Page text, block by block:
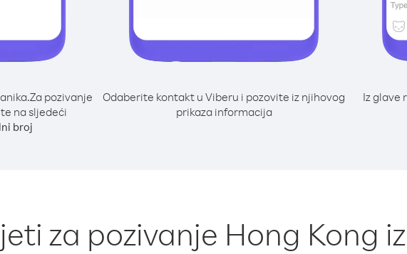
Za pozivanje
na sljedeći
broj
Odaberite kontakt u Viberu i pozovite iz njihovog
prikaza informacija
Iz glave
za pozivanje Hong Kong